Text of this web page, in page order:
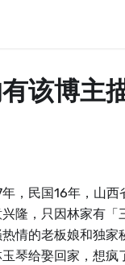
该博主
，民国16年，山西
兴隆，只因林家有
情的老板娘和独家
琴给娶回家，想疯